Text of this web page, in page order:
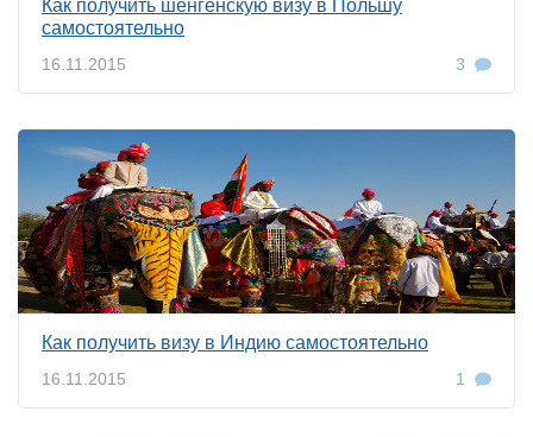
Как получить шенгенскую визу в Польшу
самостоятельно
16.11.2015 3
Как получить визу в Индию самостоятельно
16.11.2015 1